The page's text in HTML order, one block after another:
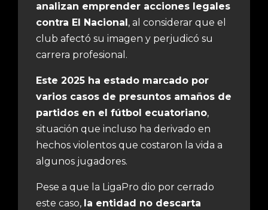
analizan emprender acciones legales
contra El Nacional , al considerar que el
club afectó su imagen y perjudicó su
carrera profesional.
Este 2025 ha estado marcado por
varios casos de presuntos amaños de
partidos en el fútbol ecuatoriano,
situación que incluso ha derivado en
hechos violentos que costaron la vida a
algunos jugadores.
Pese a que la LigaPro dio por cerrado
este caso, la entidad no descarta